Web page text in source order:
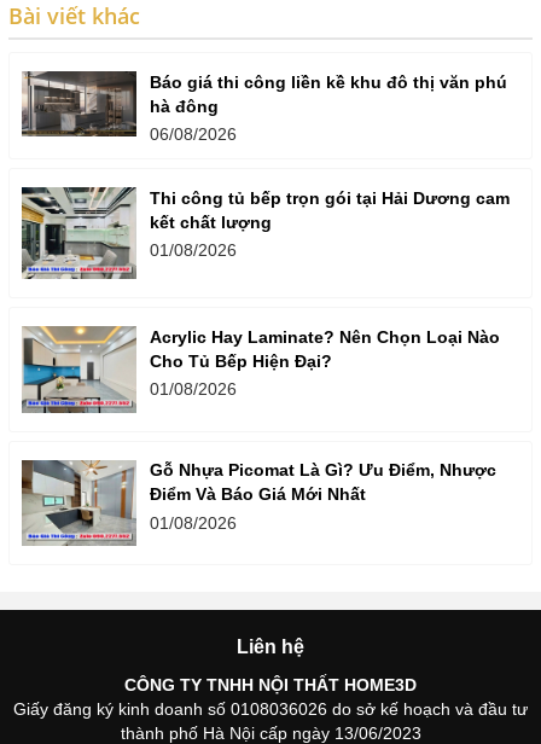
Bài viết khác
Báo giá thi công liền kề khu đô thị văn phú
hà đông
06/08/2026
Thi công tủ bếp trọn gói tại Hải Dương cam
kết chất lượng
01/08/2026
Acrylic Hay Laminate? Nên Chọn Loại Nào
Cho Tủ Bếp Hiện Đại?
01/08/2026
Gỗ Nhựa Picomat Là Gì? Ưu Điểm, Nhược
Điểm Và Báo Giá Mới Nhất
01/08/2026
Liên hệ
CÔNG TY TNHH NỘI THẤT HOME3D
Giấy đăng ký kinh doanh số 0108036026 do sở kế hoạch và đầu tư
thành phố Hà Nội cấp ngày 13/06/2023